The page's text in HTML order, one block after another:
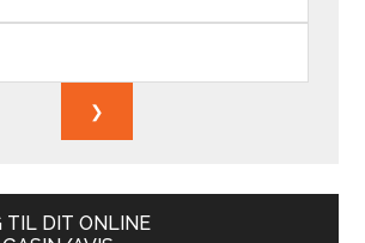
TIL DIT ONLINE